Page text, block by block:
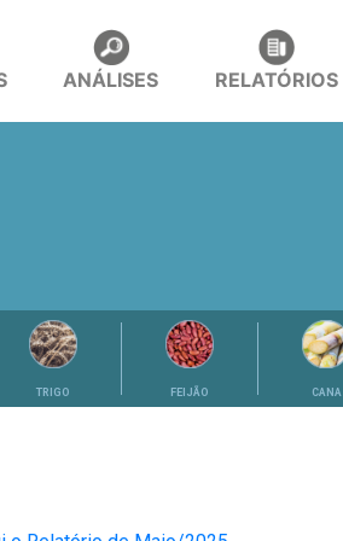
ANÁLISES RELATÓRIOS
TRIGO FEIJÃO CANA